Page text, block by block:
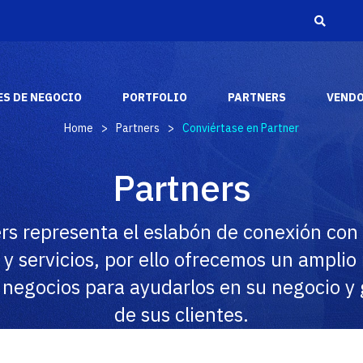
DE NEGOCIO
Adistec Media &
Entertainment
Adistec Media & Entertainment Business Unit
aporta nuestras capacidades comerciales y
tecnológicas para brindar soluciones de audio y
video a nuestros socios en todo el continente
americano.
SABER MAS
PORTFOLIO PARTNERS
A través de los años, hemos recibido varios
reconocimientos y premios de la industria de
los fabricantes más respetados del mercado.
SABER MÁS
Home > Partners > Conviértase en Partner
Partners
representa el eslabón de conexión
servicios, por ello ofrecemos un
para ayudarlos en su negocio
de sus clientes.